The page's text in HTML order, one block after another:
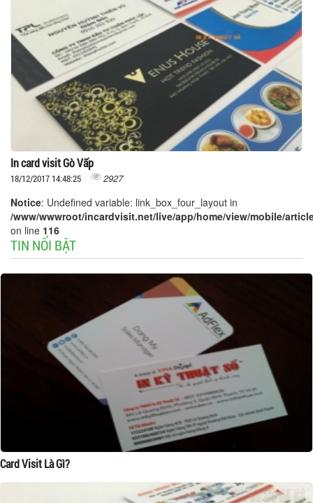
In card visit Gò Vấp
18/12/2017 14:48:25 2927
Notice: Undefined variable: link_box_four_layout in
/www/wwwroot/incardvisit.net/live/app/home/view/mobile/
on line 116
TIN NỔI BẬT
Card Visit Là Gì?